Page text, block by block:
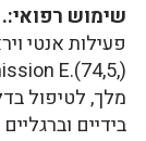
שימוש רפואי:.
פעילות אנטי
מלך, לטיפול
בידיים וברגליים